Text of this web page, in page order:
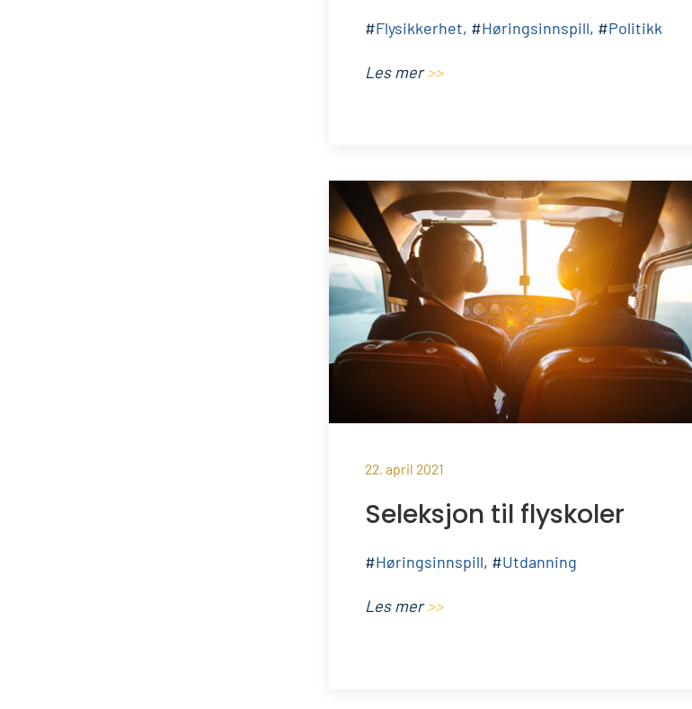
#Flysikkerhet, #Høringsinnspill, #Politikk
Les mer>>
22. april 2021
Seleksjon til flyskoler
#Høringsinnspill, #Utdanning
Les mer>>